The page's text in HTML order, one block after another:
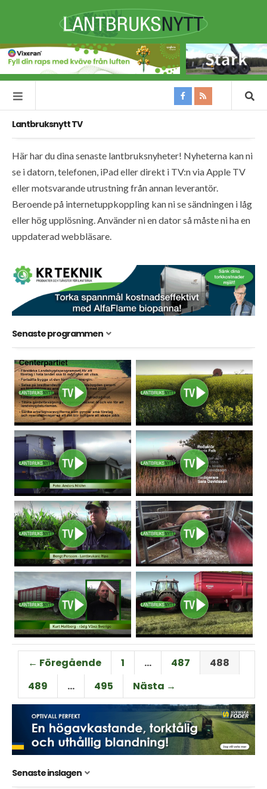
Lantbruksnytt TV
Här har du dina senaste lantbruksnyheter! Nyheterna kan ni
se i datorn, telefonen, iPad eller direkt i TV:n via Apple TV
eller motsvarande utrustning från annan leverantör.
Beroende på internetuppkoppling kan ni se sändningen i låg
eller hög upplösning. Använder ni en dator så måste ni ha en
uppdaterad webbläsare.
Senaste programmen
← Föregående 1 … 487
488
489
… 495 Nästa →
Senaste inslagen